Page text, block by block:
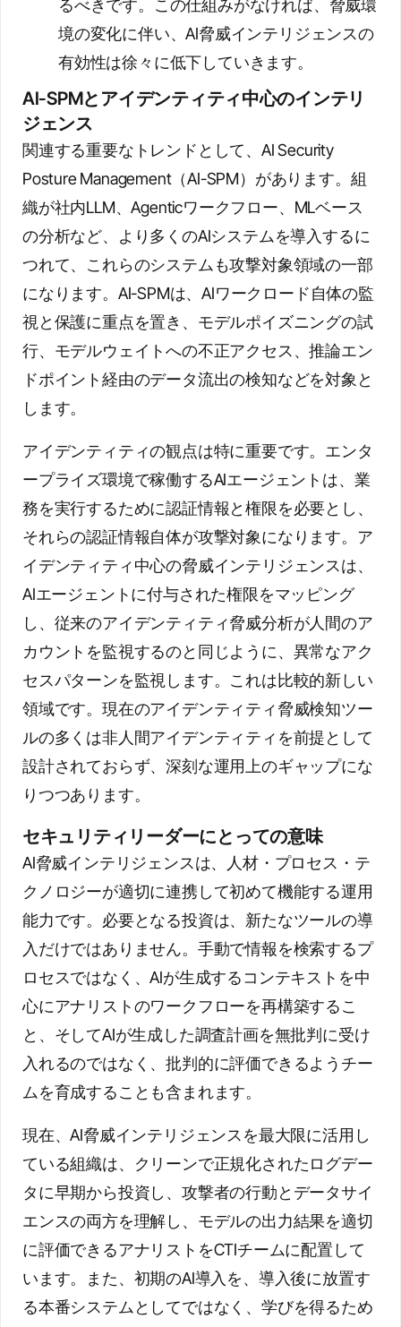
るべきです。この仕組みがなければ、脅威環
境の変化に伴い、AI脅威インテリジェンスの
有効性は徐々に低下していきます。
AI-SPMとアイデンティティ中心のインテリ
ジェンス
関連する重要なトレンドとして、AI Security
Posture Management（AI-SPM）があります。組
織が社内LLM、Agenticワークフロー、MLベース
の分析など、より多くのAIシステムを導入するに
つれて、これらのシステムも攻撃対象領域の一部
になります。AI-SPMは、AIワークロード自体の監
視と保護に重点を置き、モデルポイズニングの試
行、モデルウェイトへの不正アクセス、推論エン
ドポイント経由のデータ流出の検知などを対象と
します。
アイデンティティの観点は特に重要です。エンタ
ープライズ環境で稼働するAIエージェントは、業
務を実行するために認証情報と権限を必要とし、
それらの認証情報自体が攻撃対象になります。ア
イデンティティ中心の脅威インテリジェンスは、
AIエージェントに付与された権限をマッピング
し、従来のアイデンティティ脅威分析が人間のア
カウントを監視するのと同じように、異常なアク
セスパターンを監視します。これは比較的新しい
領域です。現在のアイデンティティ脅威検知ツー
ルの多くは非人間アイデンティティを前提として
設計されておらず、深刻な運用上のギャップにな
りつつあります。
セキュリティリーダーにとっての意味
AI脅威インテリジェンスは、人材・プロセス・テ
クノロジーが適切に連携して初めて機能する運用
能力です。必要となる投資は、新たなツールの導
入だけではありません。手動で情報を検索するプ
ロセスではなく、AIが生成するコンテキストを中
心にアナリストのワークフローを再構築するこ
と、そしてAIが生成した調査計画を無批判に受け
入れるのではなく、批判的に評価できるようチー
ムを育成することも含まれます。
現在、AI脅威インテリジェンスを最大限に活用し
ている組織は、クリーンで正規化されたログデー
タに早期から投資し、攻撃者の行動とデータサイ
エンスの両方を理解し、モデルの出力結果を適切
に評価できるアナリストをCTIチームに配置して
います。また、初期のAI導入を、導入後に放置す
る本番システムとしてではなく、学びを得るため